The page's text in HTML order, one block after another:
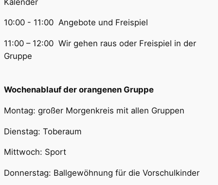
10:00 - 11:00 Angebote und Freispiel
11:00 – 12:00 Wir gehen raus oder Freispiel in der
Gruppe
Wochenablauf der orangenen Gruppe
Montag: großer Morgenkreis mit allen Gruppen
Dienstag: Toberaum
Mittwoch: Sport
Donnerstag: Ballgewöhnung für die Vorschulkinder